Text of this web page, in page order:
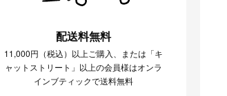
配送料無料
11,000円（税込）以上ご購入、または「キ
ャットストリート」以上の会員様はオンラ
インブティックで送料無料